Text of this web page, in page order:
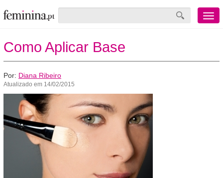
Menu
mobile
Como Aplicar Base
Por: Diana Ribeiro
Atualizado em 14/02/2015